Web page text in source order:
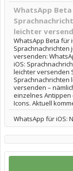
WhatsApp Beta
leichter
WhatsApp Beta für
Sprachnachrichten
versenden:
iOS:
leichter versenden
Sprachnachrichten
versenden –
einzelnes
Icons. Aktuell
WhatsApp für iOS: